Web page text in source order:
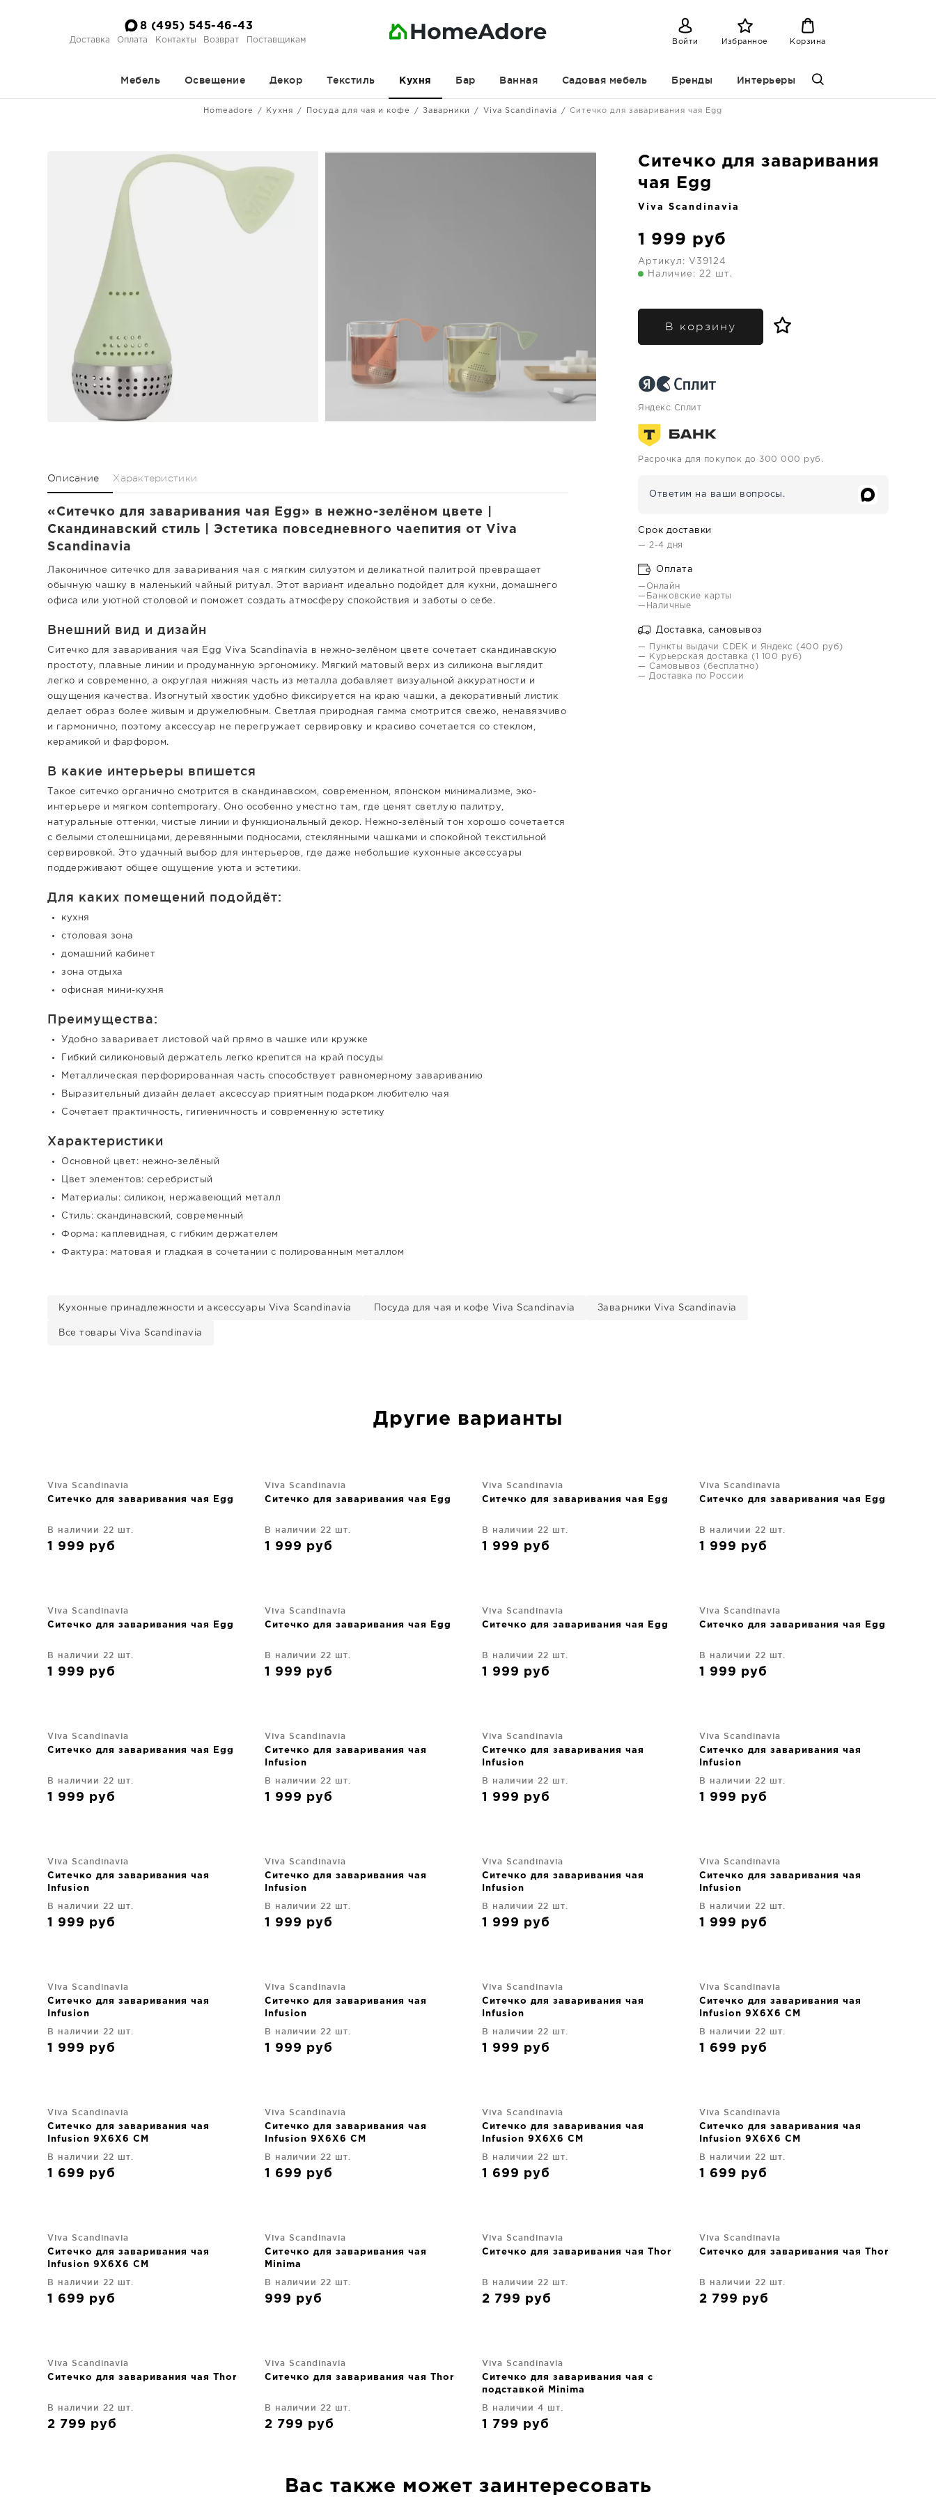
8 (495) 545-46-43
Доставка Оплата Контакты Возврат Поставщикам Войти Избранное Корзина
Мебель Освещение Декор Текстиль Кухня Бар Ванная Садовая мебель Бренды Интерьеры
Homeadore Кухня Посуда для чая и кофе Заварники Viva Scandinavia Ситечко для заваривания чая Egg
Ситечко для заваривания
чая Egg
Viva Scandinavia
1 999 руб
Артикул: V39124
Наличие: 22 шт.
В корзину
Яндекс Сплит
Расрочка для покупок до 300 000 руб.
Ответим на ваши вопросы.
Срок доставки
— 2-4 дня
Оплата
—Онлайн
—Банковские карты
—Наличные
Доставка, самовывоз
— Пункты выдачи CDEK и Яндекс (400 руб)
— Курьерская доставка (1 100 руб)
— Самовывоз (бесплатно)
— Доставка по России
Описание Характеристики
«Ситечко для заваривания чая Egg» в нежно-зелёном цвете |
Скандинавский стиль | Эстетика повседневного чаепития от Viva
Scandinavia
Лаконичное ситечко для заваривания чая с мягким силуэтом и деликатной палитрой превращает
обычную чашку в маленький чайный ритуал. Этот вариант идеально подойдет для кухни, домашнего
офиса или уютной столовой и поможет создать атмосферу спокойствия и заботы о себе.
Внешний вид и дизайн
Ситечко для заваривания чая Egg Viva Scandinavia в нежно-зелёном цвете сочетает скандинавскую
простоту, плавные линии и продуманную эргономику. Мягкий матовый верх из силикона выглядит
легко и современно, а округлая нижняя часть из металла добавляет визуальной аккуратности и
ощущения качества. Изогнутый хвостик удобно фиксируется на краю чашки, а декоративный листик
делает образ более живым и дружелюбным. Светлая природная гамма смотрится свежо, ненавязчиво
и гармонично, поэтому аксессуар не перегружает сервировку и красиво сочетается со стеклом,
керамикой и фарфором.
В какие интерьеры впишется
Такое ситечко органично смотрится в скандинавском, современном, японском минимализме, эко-
интерьере и мягком contemporary. Оно особенно уместно там, где ценят светлую палитру,
натуральные оттенки, чистые линии и функциональный декор. Нежно-зелёный тон хорошо сочетается
с белыми столешницами, деревянными подносами, стеклянными чашками и спокойной текстильной
сервировкой. Это удачный выбор для интерьеров, где даже небольшие кухонные аксессуары
поддерживают общее ощущение уюта и эстетики.
Для каких помещений подойдёт:
кухня
столовая зона
домашний кабинет
зона отдыха
офисная мини-кухня
Преимущества:
Удобно заваривает листовой чай прямо в чашке или кружке
Гибкий силиконовый держатель легко крепится на край посуды
Металлическая перфорированная часть способствует равномерному завариванию
Выразительный дизайн делает аксессуар приятным подарком любителю чая
Сочетает практичность, гигиеничность и современную эстетику
Характеристики
Основной цвет: нежно-зелёный
Цвет элементов: серебристый
Материалы: силикон, нержавеющий металл
Стиль: скандинавский, современный
Форма: каплевидная, с гибким держателем
Фактура: матовая и гладкая в сочетании с полированным металлом
Кухонные принадлежности и аксессуары Viva Scandinavia Посуда для чая и кофе Viva Scandinavia Заварники Viva Scandinavia
Все товары Viva Scandinavia
Другие варианты
Viva Scandinavia
Ситечко для заваривания чая Egg
В наличии 22 шт.
1 999 руб
Viva Scandinavia
Ситечко для заваривания чая Egg
В наличии 22 шт.
1 999 руб
Viva Scandinavia
Ситечко для заваривания чая Egg
В наличии 22 шт.
1 999 руб
Viva Scandinavia
Ситечко для заваривания чая Egg
В наличии 22 шт.
1 999 руб
Viva Scandinavia
Ситечко для заваривания чая Egg
В наличии 22 шт.
1 999 руб
Viva Scandinavia
Ситечко для заваривания чая Egg
В наличии 22 шт.
1 999 руб
Viva Scandinavia
Ситечко для заваривания чая Egg
В наличии 22 шт.
1 999 руб
Viva Scandinavia
Ситечко для заваривания чая Egg
В наличии 22 шт.
1 999 руб
Viva Scandinavia
Ситечко для заваривания чая Egg
В наличии 22 шт.
1 999 руб
Viva Scandinavia
Ситечко для заваривания чая
Infusion
В наличии 22 шт.
1 999 руб
Viva Scandinavia
Ситечко для заваривания чая
Infusion
В наличии 22 шт.
1 999 руб
Viva Scandinavia
Ситечко для заваривания чая
Infusion
В наличии 22 шт.
1 999 руб
Viva Scandinavia
Ситечко для заваривания чая
Infusion
В наличии 22 шт.
1 999 руб
Viva Scandinavia
Ситечко для заваривания чая
Infusion
В наличии 22 шт.
1 999 руб
Viva Scandinavia
Ситечко для заваривания чая
Infusion
В наличии 22 шт.
1 999 руб
Viva Scandinavia
Ситечко для заваривания чая
Infusion
В наличии 22 шт.
1 999 руб
Viva Scandinavia
Ситечко для заваривания чая
Infusion
В наличии 22 шт.
1 999 руб
Viva Scandinavia
Ситечко для заваривания чая
Infusion
В наличии 22 шт.
1 999 руб
Viva Scandinavia
Ситечко для заваривания чая
Infusion
В наличии 22 шт.
1 999 руб
Viva Scandinavia
Ситечко для заваривания чая
Infusion 9X6X6 CM
В наличии 22 шт.
1 699 руб
Viva Scandinavia
Ситечко для заваривания чая
Infusion 9X6X6 CM
В наличии 22 шт.
1 699 руб
Viva Scandinavia
Ситечко для заваривания чая
Infusion 9X6X6 CM
В наличии 22 шт.
1 699 руб
Viva Scandinavia
Ситечко для заваривания чая
Infusion 9X6X6 CM
В наличии 22 шт.
1 699 руб
Viva Scandinavia
Ситечко для заваривания чая
Infusion 9X6X6 CM
В наличии 22 шт.
1 699 руб
Viva Scandinavia
Ситечко для заваривания чая
Infusion 9X6X6 CM
В наличии 22 шт.
1 699 руб
Viva Scandinavia
Ситечко для заваривания чая
Minima
В наличии 22 шт.
999 руб
Viva Scandinavia
Ситечко для заваривания чая Thor
В наличии 22 шт.
2 799 руб
Viva Scandinavia
Ситечко для заваривания чая Thor
В наличии 22 шт.
2 799 руб
Viva Scandinavia
Ситечко для заваривания чая Thor
В наличии 22 шт.
2 799 руб
Viva Scandinavia
Ситечко для заваривания чая Thor
В наличии 22 шт.
2 799 руб
Viva Scandinavia
Ситечко для заваривания чая с
подставкой Minima
В наличии 4 шт.
1 799 руб
Вас также может заинтересовать